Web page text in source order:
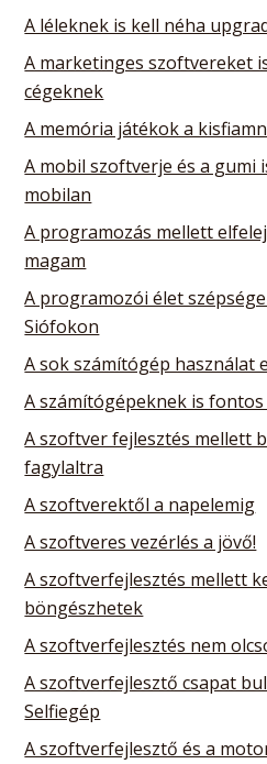
A léleknek is kell néha
A marketinges szoftvereket
cégeknek
A memória játékok a
A mobil szoftverje és a gumi
mobilan
A programozás mellett
magam
A programozói élet
Siófokon
A sok számítógép használat
A számítógépeknek is
A szoftver fejlesztés mellett
fagylaltra
A szoftverektől a napelemig
A szoftveres vezérlés a jövő!
A szoftverfejlesztés mellett
böngészhetek
A szoftverfejlesztés nem
A szoftverfejlesztő csapat
Selfiegép
A szoftverfejlesztő és a